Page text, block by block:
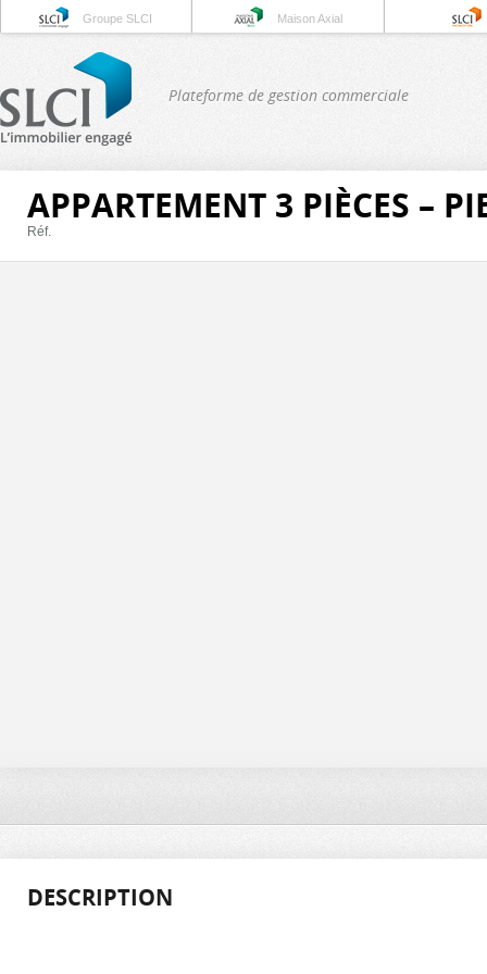
Groupe SLCI Maison Axial
Plateforme de gestion commerciale
APPARTEMENT 3 PIÈCES –
Réf.
DESCRIPTION